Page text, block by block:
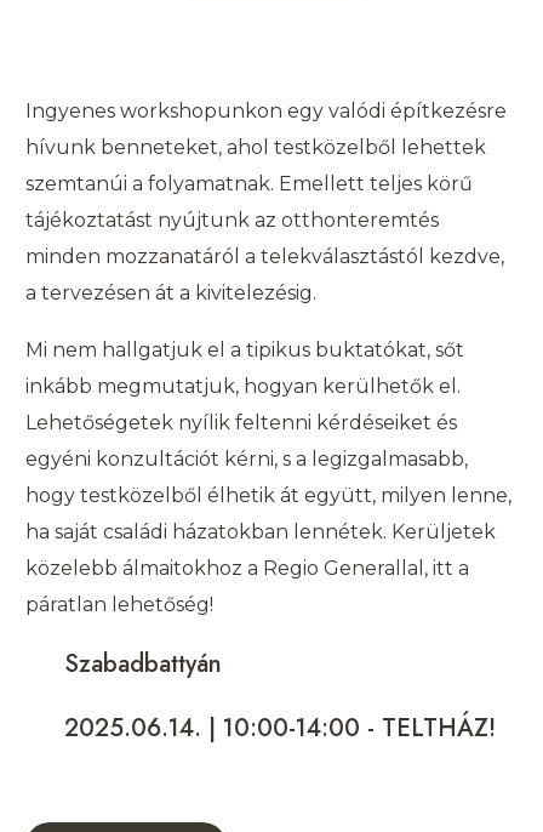
Ingyenes workshopunkon egy valódi építkezésre
hívunk benneteket, ahol testközelből lehettek
szemtanúi a folyamatnak. Emellett teljes körű
tájékoztatást nyújtunk az otthonteremtés
minden mozzanatáról a telekválasztástól kezdve,
a tervezésen át a kivitelezésig.
Mi nem hallgatjuk el a tipikus buktatókat, sőt
inkább megmutatjuk, hogyan kerülhetők el.
Lehetőségetek nyílik feltenni kérdéseiket és
egyéni konzultációt kérni, s a legizgalmasabb,
hogy testközelből élhetik át együtt, milyen lenne,
ha saját családi házatokban lennétek. Kerüljetek
közelebb álmaitokhoz a Regio Generallal, itt a
páratlan lehetőség!
Szabadbattyán
2025.06.14. | 10:00-14:00 - TELTHÁZ!